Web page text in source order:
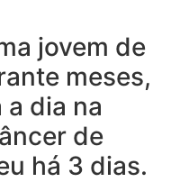
jovem de
meses,
dia na
de
há 3 dias.